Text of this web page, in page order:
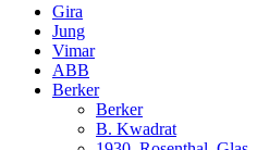
Gira
Jung
Vimar
ABB
Berker
Berker
B. Kwadrat